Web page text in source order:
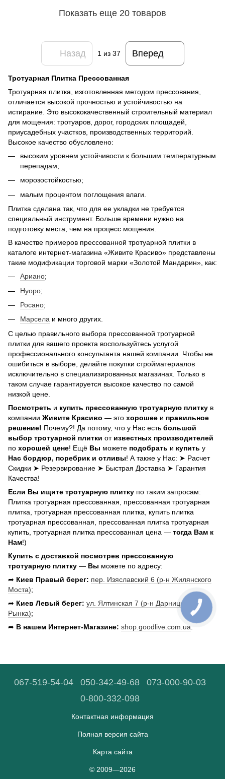
Показать еще 20 товаров
Назад 1 из 37 Вперед
Тротуарная Плитка Прессованная
Тротуарная плитка, изготовленная методом прессования,
отличается высокой прочностью и устойчивостью на
истирание. Это высококачественный строительный материал
для мощения: тротуаров, дорог, городских площадей,
приусадебных участков, производственных территорий.
Высокое качество обусловлено:
высоким уровнем устойчивости к большим температурным
перепадам;
морозостойкостью;
малым процентом поглощения влаги.
Плитка сделана так, что для ее укладки не требуется
специальный инструмент. Больше времени нужно на
подготовку места, чем на процесс мощения.
В качестве примеров прессованной тротуарной плитки в
каталоге интернет-магазина «Живите Красиво» представлены
такие модификации торговой марки «Золотой Мандарин», как:
Ариано;
Нуоро;
Росано;
Марсела и много других.
С целью правильного выбора прессованной тротуарной
плитки для вашего проекта воспользуйтесь услугой
профессионального консультанта нашей компании. Чтобы не
ошибиться в выборе, делайте покупки стройматериалов
исключительно в специализированных магазинах. Только в
таком случае гарантируется высокое качество по самой
низкой цене.
Посмотреть и купить прессованную тротуарную плитку в
компании Живите Красиво — это хорошее и правильное
решение! Почему?! Да потому, что у Нас есть большой
выбор тротуарной плитки от известных производителей
по хорошей цене! Ещё Вы можете подобрать и купить у
Нас бордюр, поребрик и отливы! А также у Нас: ➤ Расчет
Скидки ➤ Резервирование ➤ Быстрая Доставка ➤ Гарантия
Качества!
Если Вы ищите тротуарную плитку по таким запросам:
Плитка тротуарная прессованная, прессованная тротуарная
плитка, тротуарная прессованная плитка, купить плитка
тротуарная прессованная, прессованная плитка тротуарная
купить, тротуарная плитка прессованная цена — тогда Вам к
Нам!)
Купить с доставкой посмотрев прессованную
тротуарную плитку — Вы можете по адресу:
➦ Киев Правый берег: пер. Изяславский 6 (р-н Жилянского
Моста);
➦ Киев Левый берег: ул. Ялтинская 7 (р-н Дарницкого
Рынка);
➦ В нашем Интернет-Магазине: shop.goodlive.com.ua
067-519-54-04 050-342-49-68
073-000-90-03
0-800-332-098
Контактная информация
Полная версия сайта
Карта сайта
© 2009—2026